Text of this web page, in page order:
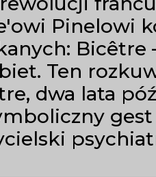
Pinelowi
Bicêtre
Ten
dwa lata